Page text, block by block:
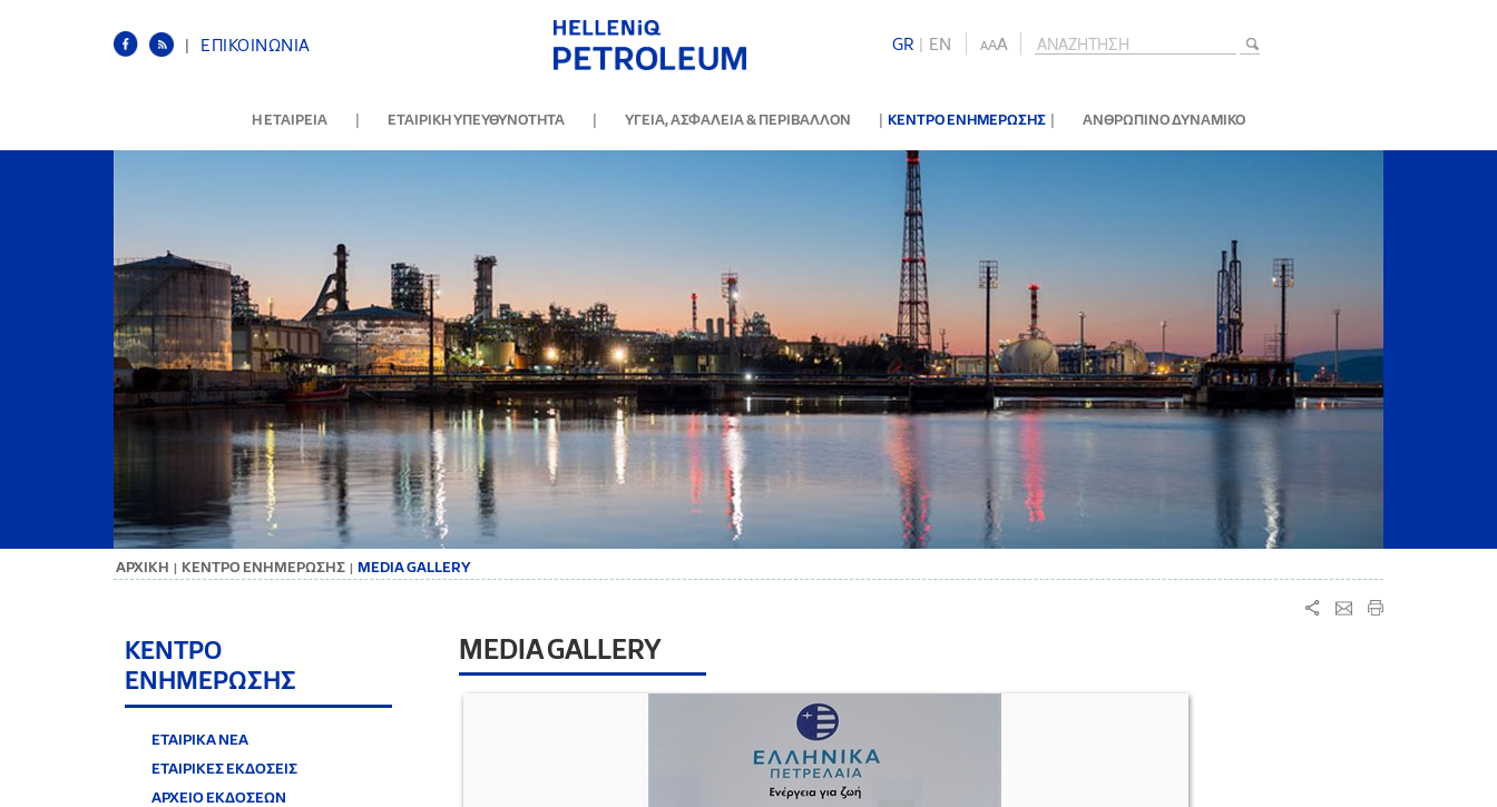
| ΕΠΙΚΟΙΝΩΝΙΑ GR | ΕΝ AAA
Η ΕΤΑΙΡΕΙΑ | ΕΤΑΙΡΙΚΗ ΥΠΕΥΘΥΝΟΤΗΤΑ | ΥΓΕΙΑ, ΑΣΦΑΛΕΙΑ & ΠΕΡΙΒΑΛΛΟΝ | ΚΕΝΤΡΟ ΕΝΗΜΕΡΩΣΗΣ | ΑΝΘΡΩΠΙΝΟ ΔΥΝΑΜΙΚΟ
ΑΡΧΙΚΗ | ΚΕΝΤΡΟ ΕΝΗΜΕΡΩΣΗΣ | MEDIA GALLERY
ΚΕΝΤΡΟ
ΕΝΗΜΕΡΩΣΗΣ
ΕΤΑΙΡΙΚΑ ΝΕΑ
ΕΤΑΙΡΙΚΕΣ ΕΚΔΟΣΕΙΣ
ΑΡΧΕΙΟ ΕΚΔΟΣΕΩΝ
MEDIA GALLERY